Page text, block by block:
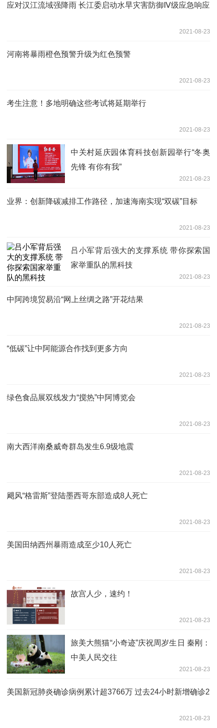
应对汉江流域强降雨 长江委启动水旱灾害防御Ⅳ级应急响应
2021-08-23
河南将暴雨橙色预警升级为红色预警
2021-08-23
考生注意！多地明确这些考试将延期举行
2021-08-23
中关村延庆园体育科技创新园举行“冬奥
先锋 有你有我”
2021-08-23
业界：创新降碳减排工作路径，加速海南实现“双碳”目标
2021-08-23
吕小军背后强大的支撑系统 带你探索国
家举重队的黑科技
2021-08-23
中阿跨境贸易沿“网上丝绸之路”开花结果
2021-08-23
“低碳”让中阿能源合作找到更多方向
2021-08-23
绿色食品展双线发力“搅热”中阿博览会
2021-08-23
南大西洋南桑威奇群岛发生6.9级地震
2021-08-23
飓风“格雷斯”登陆墨西哥东部造成8人死亡
2021-08-23
美国田纳西州暴雨造成至少10人死亡
2021-08-23
故宫人少，速约！
2021-08-23
旅美大熊猫“小奇迹”庆祝周岁生日 秦刚：
中美人民交往
2021-08-23
美国新冠肺炎确诊病例累计超3766万 过去24小时新增确诊2
2021-08-23